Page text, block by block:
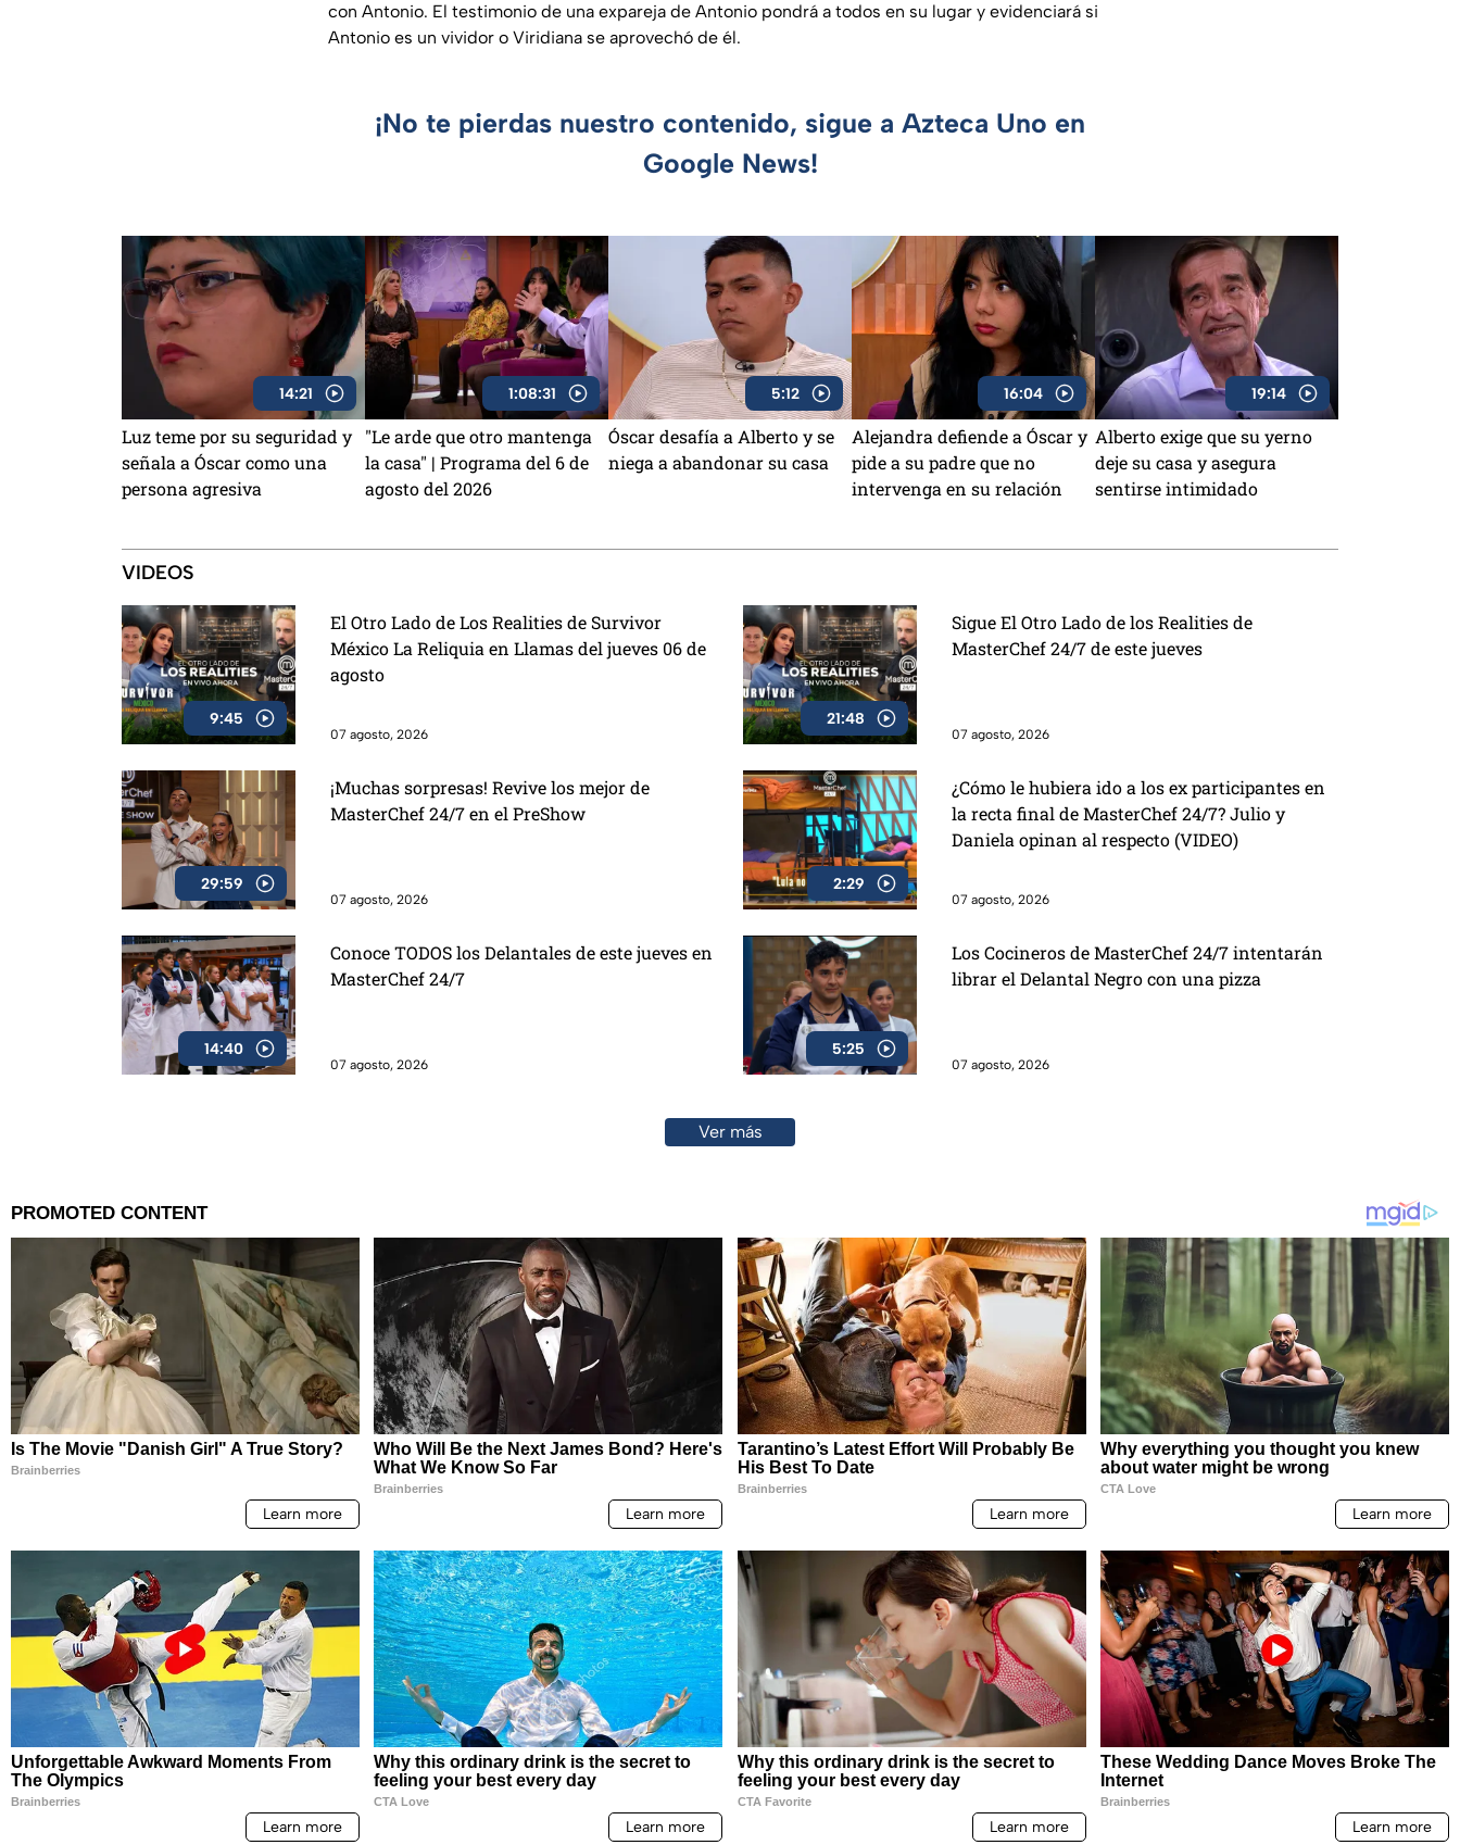
con Antonio. El testimonio de una expareja de Antonio pondrá a todos en su lugar y evidenciará si
Antonio es un vividor o Viridiana se aprovechó de él.
¡No te pierdas nuestro contenido, sigue a Azteca Uno en
Google News!
14:21
Luz teme por su seguridad y
señala a Óscar como una
persona agresiva
1:08:31
"Le arde que otro mantenga
la casa" | Programa del 6 de
agosto del 2026
5:12
Óscar desafía a Alberto y se
niega a abandonar su casa
16:04
Alejandra defiende a Óscar y
pide a su padre que no
intervenga en su relación
19:14
Alberto exige que su yerno
deje su casa y asegura
sentirse intimidado
VIDEOS
9:45
El Otro Lado de Los Realities de Survivor
México La Reliquia en Llamas del jueves 06 de
agosto
07 agosto, 2026
21:48
Sigue El Otro Lado de los Realities de
MasterChef 24/7 de este jueves
07 agosto, 2026
29:59
¡Muchas sorpresas! Revive los mejor de
MasterChef 24/7 en el PreShow
07 agosto, 2026
2:29
¿Cómo le hubiera ido a los ex participantes en
la recta final de MasterChef 24/7? Julio y
Daniela opinan al respecto (VIDEO)
07 agosto, 2026
14:40
Conoce TODOS los Delantales de este jueves en
MasterChef 24/7
07 agosto, 2026
5:25
Los Cocineros de MasterChef 24/7 intentarán
librar el Delantal Negro con una pizza
07 agosto, 2026
Ver más